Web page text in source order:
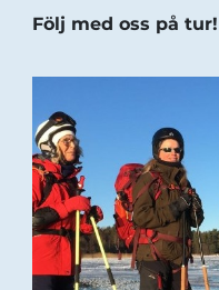
Följ med oss på tur!